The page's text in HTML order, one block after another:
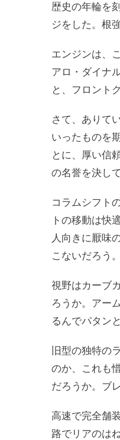
歴史の年輪を
ジをした。根
エンジンは、
アロ・ダイナ
と、フロント
さて、ありて
いったものを
とに、厚い信
の名誉を決し
コラムシフト
トの移動は快
人向きに厭味
こないだろう。
視野はカーブ
ろうか。アー
るんでパタン
旧型の独特の
のか、これも
だろうか。ブ
高速で完全舗
路でリアのは